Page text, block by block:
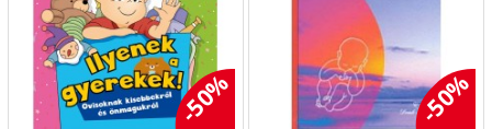
-50% -50%